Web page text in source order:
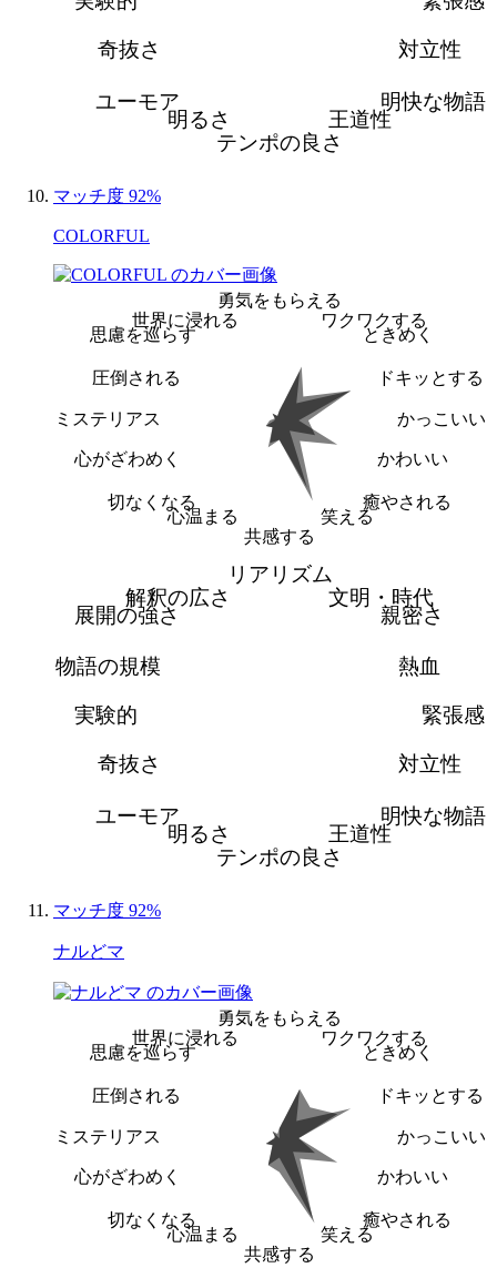
対立性
明快な物語
王道性
テンポの良さ
明るさ
ユーモア
奇抜さ
マッチ度 92%
COLORFUL
勇気をもらえる
ワクワクする
ときめく
ドキッとする
かっこいい
かわいい
癒やされる
笑える
共感する
心温まる
切なくなる
心がざわめく
ミステリアス
圧倒される
思慮を巡らす
世界に浸れる
リアリズム
文明・時代
親密さ
熱血
緊張感
対立性
明快な物語
王道性
テンポの良さ
明るさ
ユーモア
奇抜さ
実験的
物語の規模
展開の強さ
解釈の広さ
マッチ度 92%
ナルどマ
勇気をもらえる
ワクワクする
ときめく
ドキッとする
かっこいい
かわいい
癒やされる
笑える
共感する
心温まる
切なくなる
心がざわめく
ミステリアス
圧倒される
思慮を巡らす
世界に浸れる